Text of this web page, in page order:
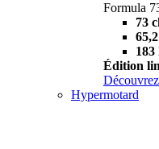
Formula
73
183
Édition
Hypermotard